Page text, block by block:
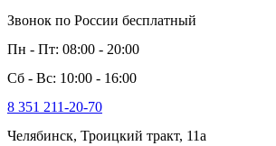
Звонок по России бесплатный
Пн - Пт: 08:00 - 20:00
Сб - Вс: 10:00 - 16:00
8 351 211-20-70
Челябинск, Троицкий тракт, 11а